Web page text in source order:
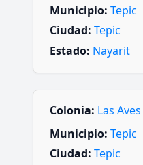
Municipio: Tepic
Ciudad: Tepic
Estado: Nayarit
Colonia: Las Aves
Municipio: Tepic
Ciudad: Tepic